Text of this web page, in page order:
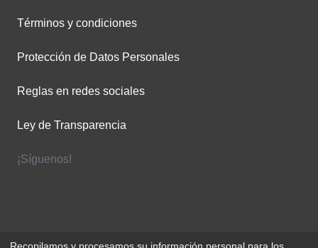
Términos y condiciones
Protección de Datos Personales
Reglas en redes sociales
Ley de Transparencia
¡Síguenos!